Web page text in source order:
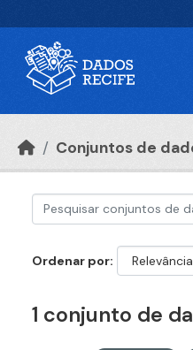
Conjuntos de
Ordenar por
1 conjunto de